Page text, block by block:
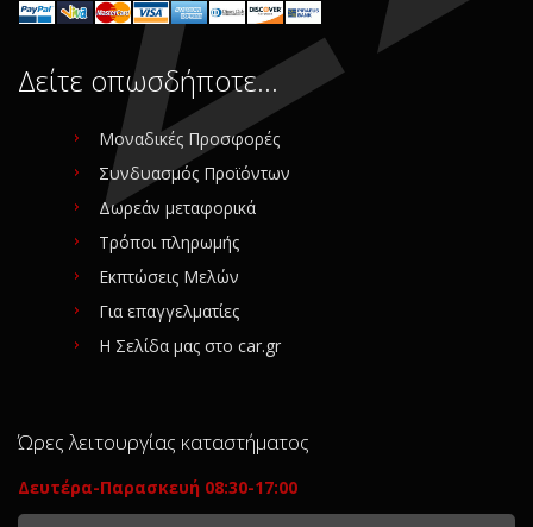
Δείτε οπωσδήποτε…
Μοναδικές Προσφορές
Συνδυασμός Προϊόντων
Δωρεάν μεταφορικά
Τρόποι πληρωμής
Εκπτώσεις Μελών
Για επαγγελματίες
Η Σελίδα μας στο car.gr
Ώρες λειτουργίας καταστήματος
Δευτέρα-Παρασκευή 08:30-17:00